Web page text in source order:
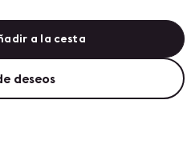
a la cesta
deseos